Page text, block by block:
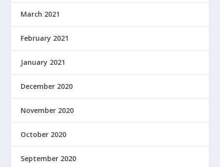
March 2021
February 2021
January 2021
December 2020
November 2020
October 2020
September 2020